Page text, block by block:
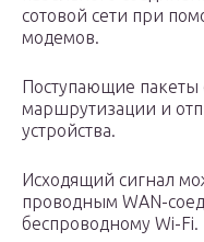
сотовой сети при
модемов.
Поступающие пакеты
маршрутизации и
устройства.
Исходящий сигнал
проводным WAN-
беспроводному Wi-Fi.